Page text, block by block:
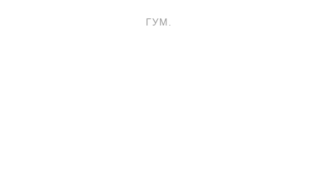
ГУМ.